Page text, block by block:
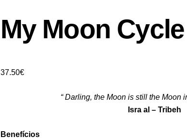
My Moon Cycle
37.50€
“ Darling, the Moon is still the Moon
Isra al – Tribeh
Benefícios